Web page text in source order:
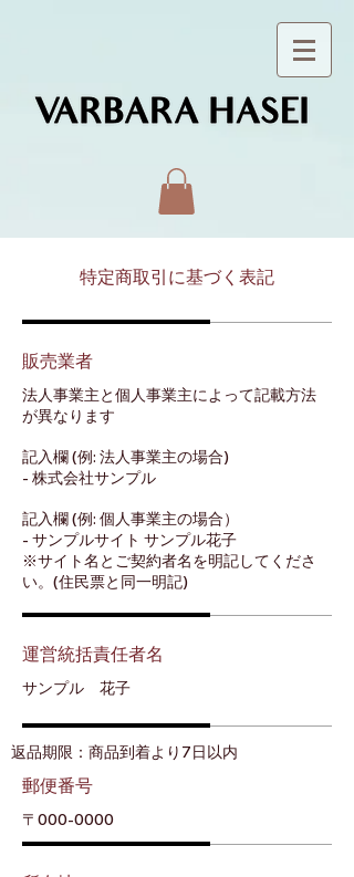
特定商取引に基づく表記
販売業者
法人事業主と個人事業主によって記載方法
が異なります
記入欄 (例: 法人事業主の場合)
- 株式会社サンプル
記入欄 (例: 個人事業主の場合）
- サンプルサイト サンプル花子
※サイト名とご契約者名を明記してくださ
い。(住民票と同一明記)
運営統括責任者名
サンプル 花子
返品期限：商品到着より7日以内
郵便番号
〒000-0000